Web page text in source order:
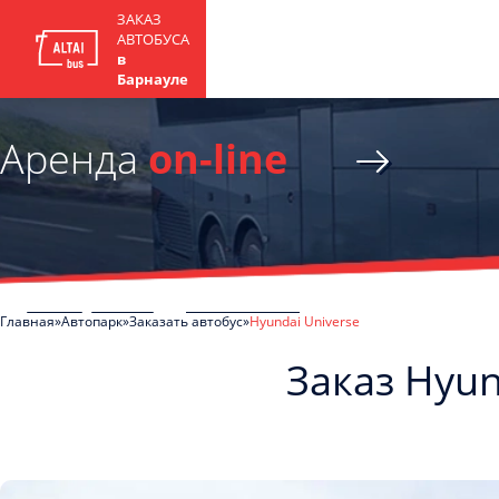
ЗАКАЗ
АВТОБУСА
в
Барнауле
Арендаon-line
Главная Автопарк Заказать автобус Hyundai Universe
Заказ